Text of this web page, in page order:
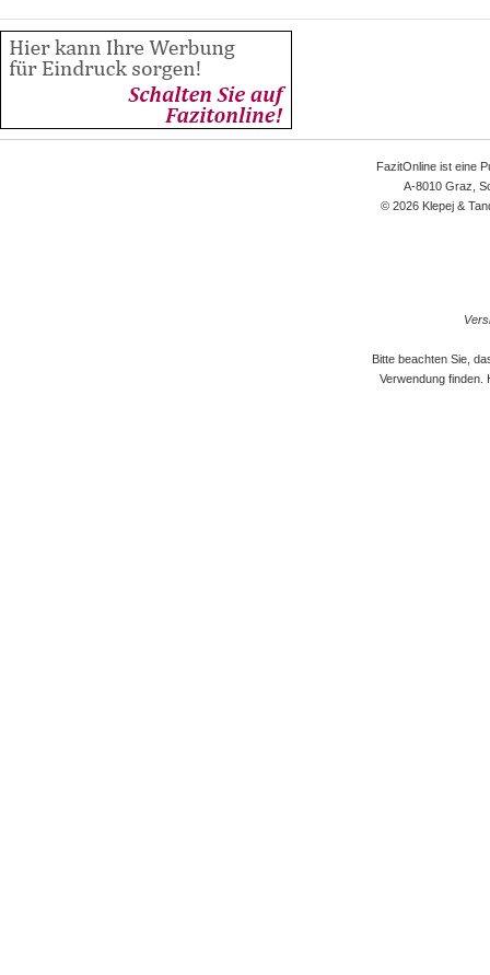
FazitOnline ist eine
A-8010 Graz,
© 2026 Klepej &
Bitte beachten Sie,
Verwendung finden.